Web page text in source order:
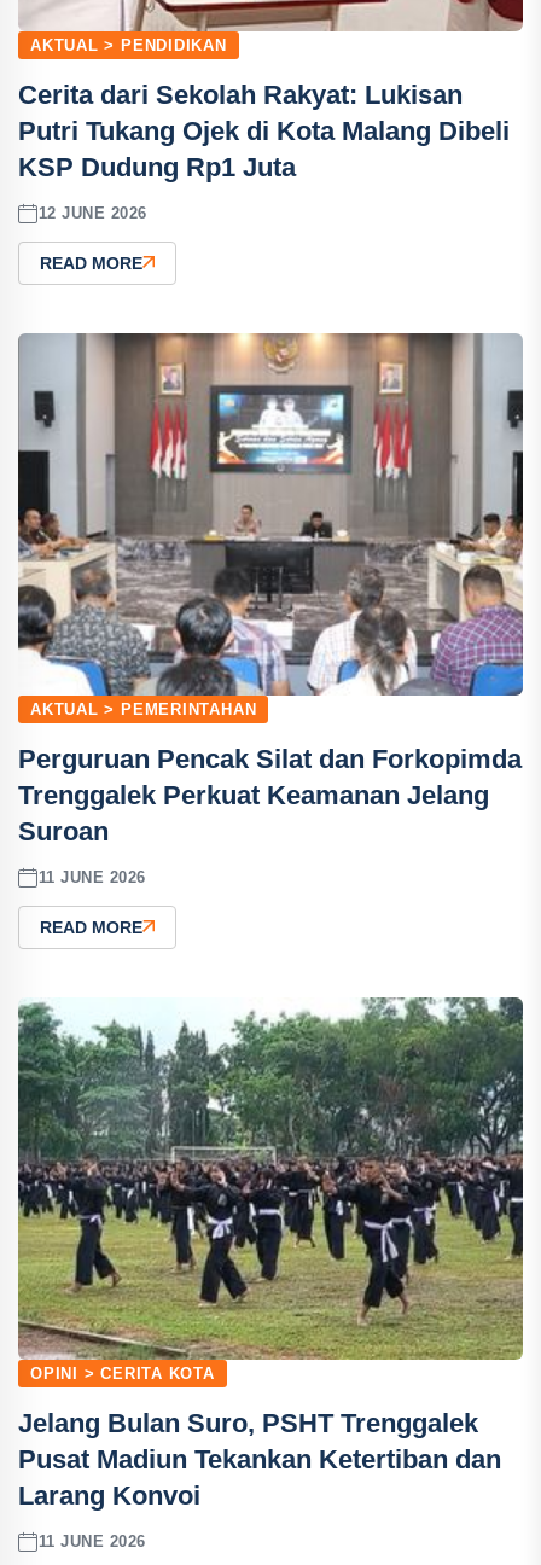
AKTUAL > PENDIDIKAN
Cerita dari Sekolah Rakyat: Lukisan
Putri Tukang Ojek di Kota Malang Dibeli
KSP Dudung Rp1 Juta
12 JUNE 2026
READ MORE
AKTUAL > PEMERINTAHAN
Perguruan Pencak Silat dan Forkopimda
Trenggalek Perkuat Keamanan Jelang
Suroan
11 JUNE 2026
READ MORE
OPINI > CERITA KOTA
Jelang Bulan Suro, PSHT Trenggalek
Pusat Madiun Tekankan Ketertiban dan
Larang Konvoi
11 JUNE 2026